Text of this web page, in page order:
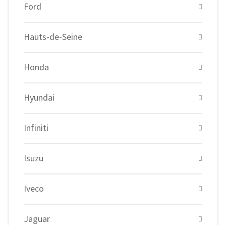
Ford
Hauts-de-Seine
Honda
Hyundai
Infiniti
Isuzu
Iveco
Jaguar